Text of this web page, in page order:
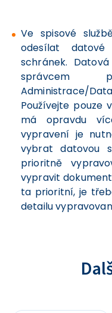
Ve spisové
odesílat
schránek.
správcem
Administrace/
Používejte pouze
má opravdu
vypravení je
vybrat datovou
prioritně
vypravit
ta prioritní, je
detailu